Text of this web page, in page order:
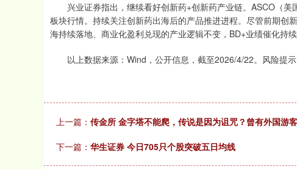
兴业证券指出，继续看好创新药+创新药产业链。ASCO（美
板块行情。持续关注创新药出海后的产品推进进程。尽管前期创
海持续落地、商业化盈利兑现的产业逻辑不变，BD+业绩催化持续
以上数据来源：Wind，公开信息，截至2026/4/22。风险提示
上一篇： 传金所 金字塔不能爬，传说是因为诅咒？曾有外国游
下一篇： 华生证券 今日705只个股突破五日均线